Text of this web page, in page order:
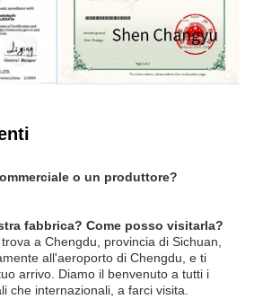
o un produttore?
fabbrica? Come posso visitarla?
a Chengdu, provincia di Sichuan,
all'aeroporto di Chengdu, e ti
arrivo. Diamo il benvenuto a tutti i
che internazionali, a farci visita.